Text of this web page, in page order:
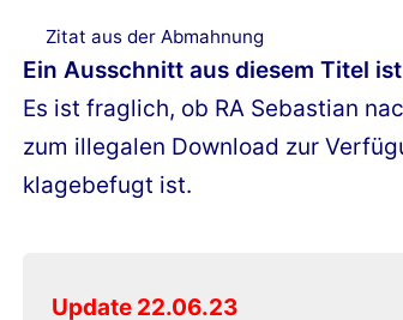
Zitat aus der Abmahnung
Ein Ausschnitt aus diesem Titel
Es ist fraglich, ob RA Sebastian
zum illegalen Download zur
klagebefugt ist.
Update 22.06.23